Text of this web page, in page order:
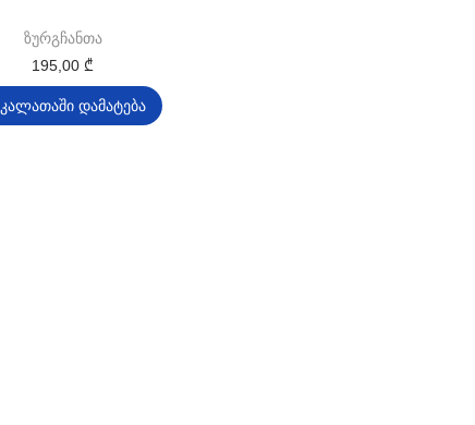
ზურგჩანთა
195,00 ₾
კალათაში დამატება